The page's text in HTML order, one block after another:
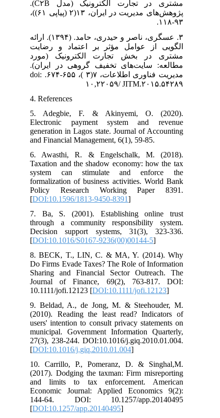
مشتری در تجارت الکترونیک (مدل C۲B).
پژوهش‌های مدیریت در ایران، ۱۳(۲ (پیاپی ۶۱))،
۹۳-۱۱۸.
۳. عسگری، ناصر و حیدری، حامد. (۱۳۹۴). ارائه
الگویی از عوامل مؤثر بر اعتماد و رضایت
مشتری در بخش تجارت الکترونیک (مورد
مطالعه: سایت‌های تخفیف گروهی در ایران).
مدیریت فناوری اطلاعات، ۷(۳ )، ۶۵۵-۶۷۴. doi:
۱۰,۲۲۰۵۹/ JITM.۲۰۱۵.۵۴۲۸۹
4. References
5. Adegbie, F. & Akinyemi, O. (2020).
Electronic payment system and revenue
generation in Lagos state. Journal of Accounting
and Financial Management, 6(1), 59-85.
6. Awasthi, R. & Engelschalk, M. (2018).
Taxation and the shadow economy: how the tax
system can stimulate and enforce the
formalization of business activities. World Bank
Policy Research Working Paper 8391.
[DOI:10.1596/1813-9450-8391
7. Ba, S. (2001). Establishing online trust
through a community responsibility system.
Decision support systems, 31(3), 323-336.
[DOI:10.1016/S0167-9236(00)00144-5
8. BECK, T., LIN, C. & MA, Y. (2014). Why
Do Firms Evade Taxes? The Role of Information
Sharing and Financial Sector Outreach. The
Journal of Finance, 69(2), 763-817. DOI:
10.1111/jofi.12123 [DOI:10.1111/jofi.12123
9. Beldad, A., de Jong, M. & Steehouder, M.
(2010). Reading the least read? Indicators of
users' intention to consult privacy statements on
municipal. Government Information Quarterly,
27(3), 238-244.‏ DOI:10.1016/j.giq.2010.01.004.
[DOI:10.1016/j.giq.2010.01.004
10. Carrillo, P., Pomeranz, D. & Singhal,M.
(2017). Dodging the taxman: Firm misreporting
and limits to tax enforcement. American
Economic Journal: Applied Economics 9(2):
144-64. DOI: 10.1257/app.20140495
[DOI:10.1257/app.20140495